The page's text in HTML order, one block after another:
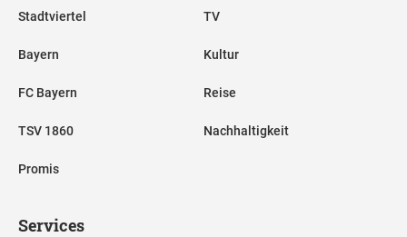
Stadtviertel
Bayern
FC Bayern
TSV 1860
Promis
TV
Kultur
Reise
Nachhaltigkeit
Services